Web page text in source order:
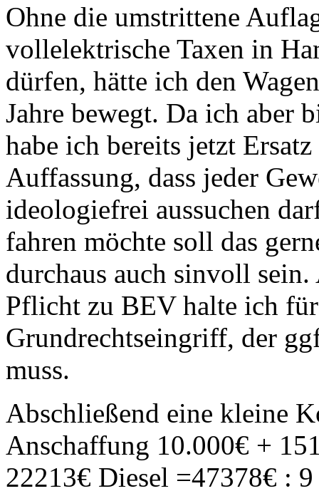
Ohne die umstrittene
vollelektrische Taxen in
dürfen, hätte ich den
Jahre bewegt. Da ich aber
habe ich bereits jetzt
Auffassung, dass jeder
ideologiefrei aussuchen
fahren möchte soll das
durchaus auch sinvoll
Pflicht zu BEV halte ich
Grundrechtseingriff, der
muss.
Abschließend eine kleine
Anschaffung 10.000€ +
22213€ Diesel =47378€ :